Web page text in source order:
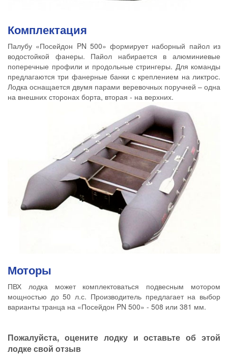
Комплектация
Палубу «Посейдон PN 500» формирует наборный пайол из
водостойкой фанеры. Пайол набирается в алюминиевые
поперечные профили и продольные стрингеры. Для команды
предлагаются три фанерные банки с креплением на ликтрос.
Лодка оснащается двумя парами веревочных поручней – одна
на внешних сторонах борта, вторая - на верхних.
Моторы
ПВХ лодка может комплектоваться подвесным мотором
мощностью до 50 л.с. Производитель предлагает на выбор
варианты транца на «Посейдон PN 500» - 508 или 381 мм.
Пожалуйста, оцените лодку и оставьте об этой
лодке свой отзыв